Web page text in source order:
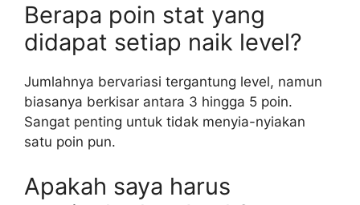
Berapa poin stat yang
didapat setiap naik level?
Jumlahnya bervariasi tergantung level, namun
biasanya berkisar antara 3 hingga 5 poin.
Sangat penting untuk tidak menyia-nyiakan
satu poin pun.
Apakah saya harus